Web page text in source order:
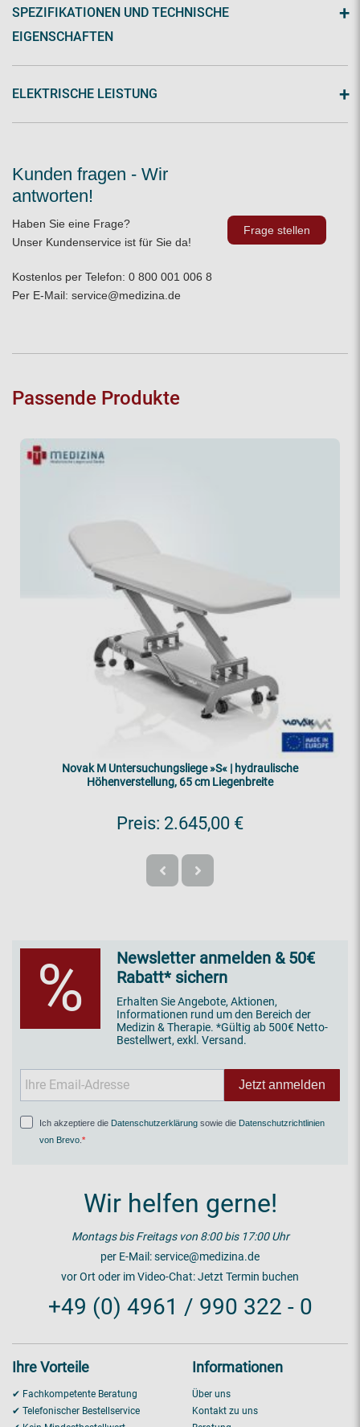
SPEZIFIKATIONEN UND TECHNISCHE
EIGENSCHAFTEN
+
ELEKTRISCHE LEISTUNG +
Kunden fragen - Wir
antworten!
Haben Sie eine Frage?
Unser Kundenservice ist für Sie da!
Kostenlos per Telefon: 0 800 001 006 8
Per E-Mail: service@medizina.de
Frage stellen
Passende Produkte
Novak M Untersuchungsliege »S« | hydraulische
Höhenverstellung, 65 cm Liegenbreite
Preis: 2.645,00 €
%
Newsletter anmelden & 50€
Rabatt* sichern
Erhalten Sie Angebote, Aktionen,
Informationen rund um den Bereich der
Medizin & Therapie. *Gültig ab 500€ Netto-
Bestellwert, exkl. Versand.
Jetzt anmelden
Ich akzeptiere die Datenschutzerklärung sowie die Datenschutzrichtlinien
von Brevo
Wir helfen gerne!
Montags bis Freitags von 8:00 bis 17:00 Uhr
per E-Mail:service@medizina.de
vor Ort oder im Video-Chat:Jetzt Termin buchen
+49 (0) 4961 / 990 322 - 0
Ihre Vorteile
✔ Fachkompetente Beratung
✔ Telefonischer Bestellservice
Informationen
Über uns
Kontakt zu uns